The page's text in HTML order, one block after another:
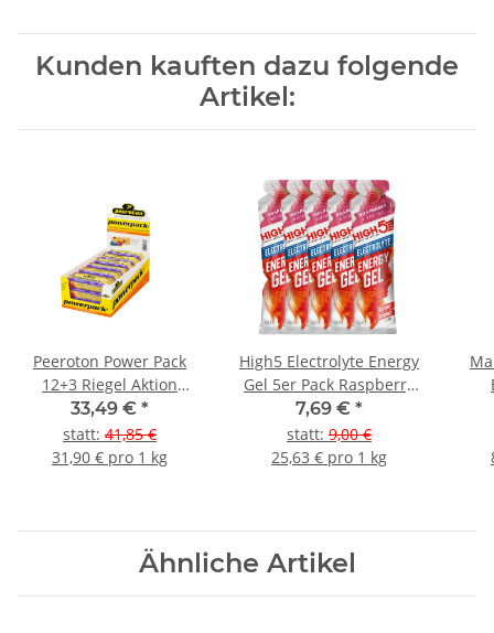
Kunden kauften dazu folgende
Artikel:
Peeroton Power Pack
12+3 Riegel Aktion
Cranberry / Blueberry
33,49 € *
statt: 41,85 €
31,90 € pro 1 kg
High5 Electrolyte Energy
Gel 5er Pack Raspberry
(Himbeere)
7,69 € *
statt: 9,00 €
25,63 € pro 1 kg
Ähnliche Artikel